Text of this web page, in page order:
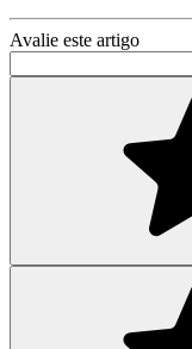
Avalie este artigo